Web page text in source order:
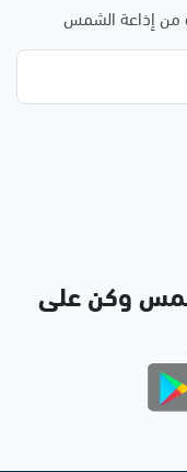
من إذاعة الشمس
وكن على